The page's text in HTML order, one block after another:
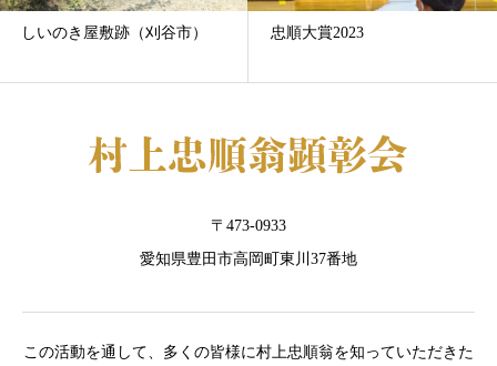
しいのき屋敷跡（刈谷市） 忠順大賞2023
〒473-0933
愛知県豊田市高岡町東川37番地
この活動を通して、多くの皆様に村上忠順翁を知っていただきた